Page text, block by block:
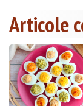
Articole